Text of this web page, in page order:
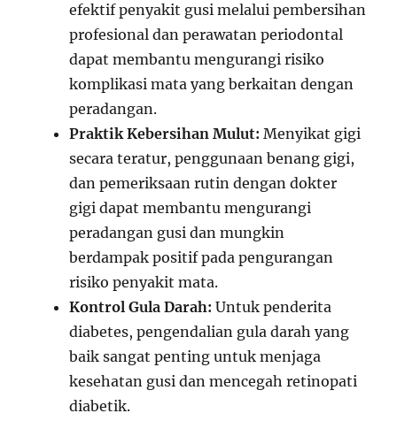
efektif penyakit gusi melalui pembersihan
profesional dan perawatan periodontal
dapat membantu mengurangi risiko
komplikasi mata yang berkaitan dengan
peradangan.
Praktik Kebersihan Mulut: Menyikat gigi
secara teratur, penggunaan benang gigi,
dan pemeriksaan rutin dengan dokter
gigi dapat membantu mengurangi
peradangan gusi dan mungkin
berdampak positif pada pengurangan
risiko penyakit mata.
Kontrol Gula Darah: Untuk penderita
diabetes, pengendalian gula darah yang
baik sangat penting untuk menjaga
kesehatan gusi dan mencegah retinopati
diabetik.